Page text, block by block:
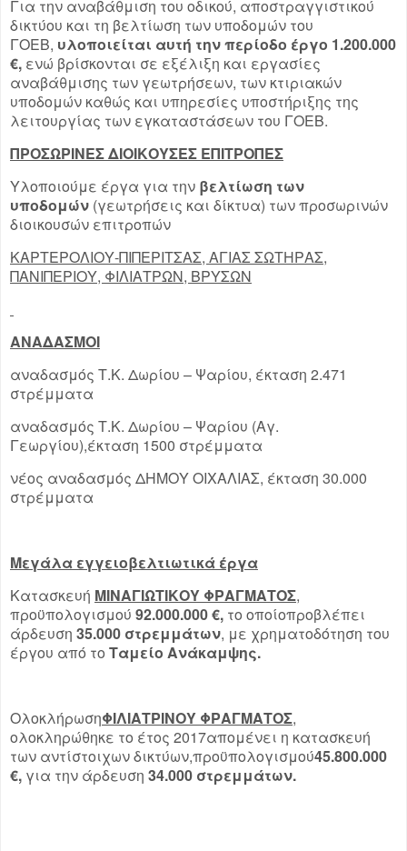
Για την αναβάθμιση του οδικού, αποστραγγιστικού
δικτύου και τη βελτίωση των υποδομών του
ΓΟΕΒ, υλοποιείται αυτή την περίοδο έργο 1.200.000
€, ενώ βρίσκονται σε εξέλιξη και εργασίες
αναβάθμισης των γεωτρήσεων, των κτιριακών
υποδομών καθώς και υπηρεσίες υποστήριξης της
λειτουργίας των εγκαταστάσεων του ΓΟΕΒ.
ΠΡΟΣΩΡΙΝΕΣ ΔΙΟΙΚΟΥΣΕΣ ΕΠΙΤΡΟΠΕΣ
Υλοποιούμε έργα για την βελτίωση των
υποδομών (γεωτρήσεις και δίκτυα) των προσωρινών
διοικουσών επιτροπών
ΚΑΡΤΕΡΟΛΙΟΥ-ΠΙΠΕΡΙΤΣΑΣ, ΑΓΙΑΣ ΣΩΤΗΡΑΣ,
ΠΑΝΙΠΕΡΙΟΥ, ΦΙΛΙΑΤΡΩΝ, ΒΡΥΣΩΝ
ΑΝΑΔΑΣΜΟΙ
αναδασμός Τ.Κ. Δωρίου – Ψαρίου, έκταση 2.471
στρέμματα
αναδασμός Τ.Κ. Δωρίου – Ψαρίου (Αγ.
Γεωργίου),έκταση 1500 στρέμματα
νέος αναδασμός ΔΗΜΟΥ ΟΙΧΑΛΙΑΣ, έκταση 30.000
στρέμματα
Μεγάλα εγγειοβελτιωτικά έργα
Κατασκευή ΜΙΝΑΓΙΩΤΙΚΟΥ ΦΡΑΓΜΑΤΟΣ,
προϋπολογισμού 92.000.000 €, το οποίοπροβλέπει
άρδευση 35.000 στρεμμάτων, με χρηματοδότηση του
έργου από το Ταμείο Ανάκαμψης.
ΟλοκλήρωσηΦΙΛΙΑΤΡΙΝΟΥ ΦΡΑΓΜΑΤΟΣ,
ολοκληρώθηκε το έτος 2017απομένει η κατασκευή
των αντίστοιχων δικτύων,προϋπολογισμού45.800.000
€, για την άρδευση 34.000 στρεμμάτων.